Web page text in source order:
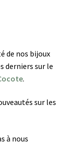
de nos bijoux
derniers sur le
.
sur les
à nous